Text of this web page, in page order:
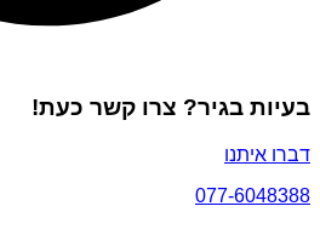
בעיות בגיר? צרו קשר כעת!
דברו איתנו
077-6048388